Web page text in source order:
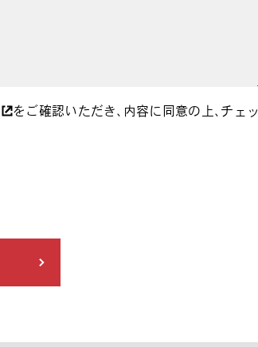
をご確認いただき、内容に同意の上、チェッ